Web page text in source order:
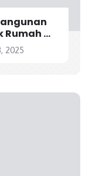
Rumah &
2025